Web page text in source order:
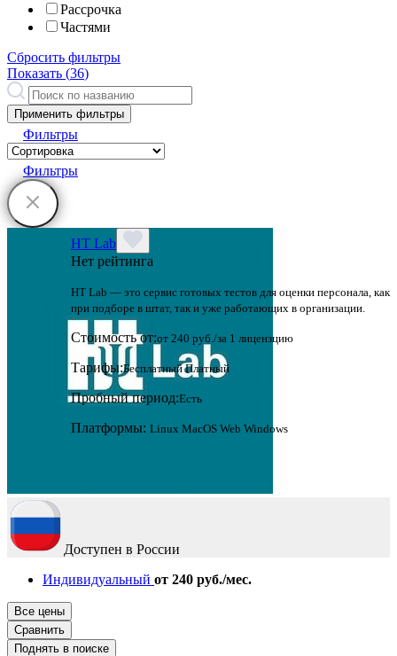
Рассрочка
Частями
Сбросить фильтры
Показать (36)
Применить фильтры
Фильтры
Фильтры
HT Lab
Нет рейтинга
HT Lab — это сервис готовых тестов для оценки персонала, как
при подборе в штат, так и уже работающих в организации.
Стоимость от:от 240 руб./за 1 лицензцию
Тарифы:Бесплатный Платный
Пробный период:Есть
Платформы: Linux MacOS Web Windows
Доступен в России
Индивидуальный от 240 руб./мес.
Все цены
Сравнить
Поднять в поиске